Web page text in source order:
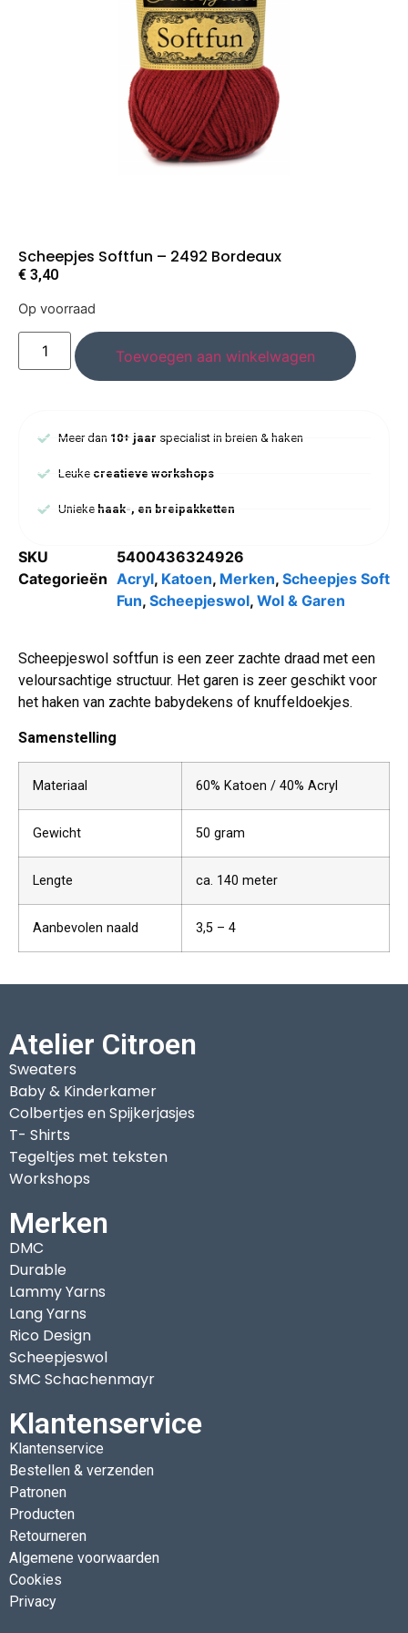
Scheepjes Softfun – 2492 Bordeaux
€ 3,40
Op voorraad
Toevoegen aan winkelwagen
Meer dan 10+ jaar specialist in breien & haken
Leuke creatieve workshops
Uniekehaak-, en breipakketten
SKU
5400436324926
Categorieën Acryl, Katoen, Merken, Scheepjes Soft
Fun, Scheepjeswol, Wol & Garen
Scheepjeswol softfun is een zeer zachte draad met een
veloursachtige structuur. Het garen is zeer geschikt voor
het haken van zachte babydekens of knuffeldoekjes.
Samenstelling
Materiaal 60% Katoen / 40% Acryl
Gewicht 50 gram
Lengte ca. 140 meter
Aanbevolen naald 3,5 – 4
Atelier Citroen
Sweaters
Baby & Kinderkamer
Colbertjes en Spijkerjasjes
T- Shirts
Tegeltjes met teksten
Workshops
Merken
DMC
Durable
Lammy Yarns
Lang Yarns
Rico Design
Scheepjeswol
SMC Schachenmayr
Klantenservice
Klantenservice
Bestellen & verzenden
Patronen
Producten
Retourneren
Algemene voorwaarden
Cookies
Privacy